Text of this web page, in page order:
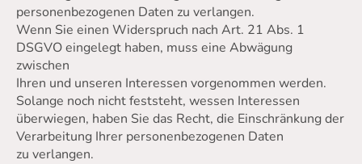
personenbezogenen Daten zu verlangen.
Wenn Sie einen Widerspruch nach Art. 21 Abs. 1
DSGVO eingelegt haben, muss eine Abwägung
zwischen
Ihren und unseren Interessen vorgenommen werden.
Solange noch nicht feststeht, wessen Interessen
überwiegen, haben Sie das Recht, die Einschränkung der
Verarbeitung Ihrer personenbezogenen Daten
zu verlangen.